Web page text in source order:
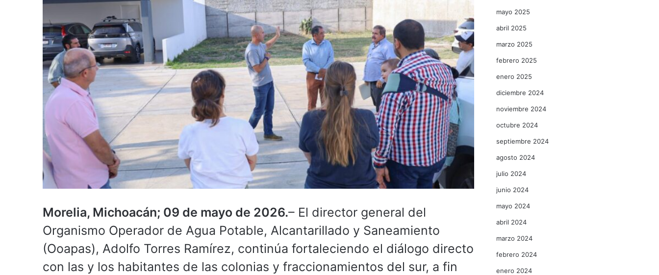
Morelia, Michoacán; 09 de mayo de 2026.– El director general del
Organismo Operador de Agua Potable, Alcantarillado y Saneamiento
(Ooapas), Adolfo Torres Ramírez, continúa fortaleciendo el diálogo directo
con las y los habitantes de las colonias y fraccionamientos del sur, a fin
mayo 2025
abril 2025
marzo 2025
febrero 2025
enero 2025
diciembre 2024
noviembre 2024
octubre 2024
septiembre 2024
agosto 2024
julio 2024
junio 2024
mayo 2024
abril 2024
marzo 2024
febrero 2024
enero 2024